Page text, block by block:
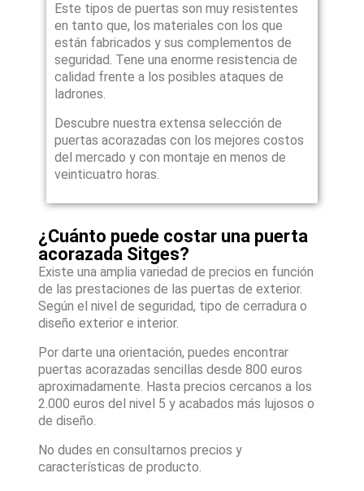
Este tipos de puertas son muy resistentes
en tanto que, los materiales con los que
están fabricados y sus complementos de
seguridad. Tene una enorme resistencia de
calidad frente a los posibles ataques de
ladrones.
Descubre nuestra extensa selección de
puertas acorazadas con los mejores costos
del mercado y con montaje en menos de
veinticuatro horas.
¿Cuánto puede costar una puerta
acorazada Sitges?
Existe una amplia variedad de precios en función
de las prestaciones de las puertas de exterior.
Según el nivel de seguridad, tipo de cerradura o
diseño exterior e interior.
Por darte una orientación, puedes encontrar
puertas acorazadas sencillas desde 800 euros
aproximadamente. Hasta precios cercanos a los
2.000 euros del nivel 5 y acabados más lujosos o
de diseño.
No dudes en consultarnos precios y
características de producto.